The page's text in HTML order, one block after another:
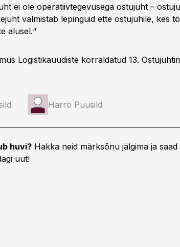
ei ole operatiivtegevusega ostujuht –
valmistab lepinguid ette ostujuhile, kes
alusel.“
Logistikauudiste korraldatud 13.
Harro Puusild
huvi? Hakka neid märksõnu jälgima ja
uut!